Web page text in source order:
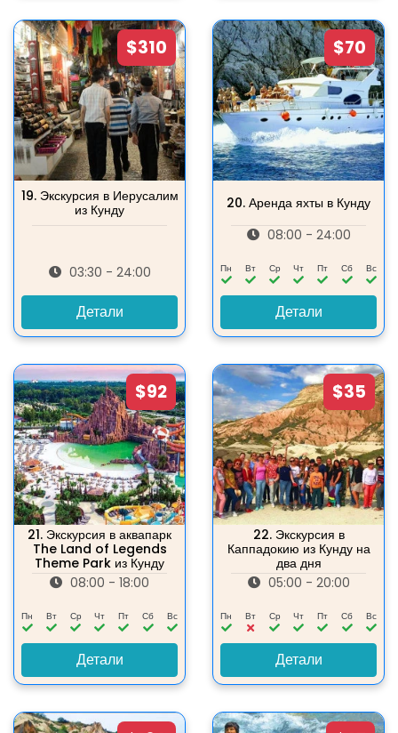
$310
19. Экскурсия в Иерусалим
из Кунду
03:30 - 24:00
Детали
$70
20. Аренда яхты в Кунду
08:00 - 24:00
Пн Вт Ср Чт Пт Сб Вс
Детали
$92
21. Экскурсия в аквапарк
The Land of Legends
Theme Park из Кунду
08:00 - 18:00
Пн Вт Ср Чт Пт Сб Вс
Детали
$35
22. Экскурсия в
Каппадокию из Кунду на
два дня
05:00 - 20:00
Пн Вт Ср Чт Пт Сб Вс
Детали